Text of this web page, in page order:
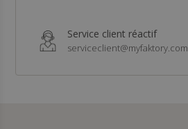
Service client réactif
serviceclient@myfaktory.com